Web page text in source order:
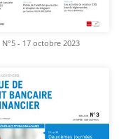
N°5 - 17 octobre 2023